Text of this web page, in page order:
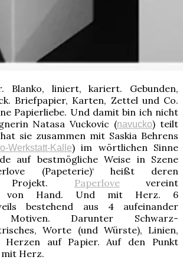
Blanko, liniert, kariert. Gebunden,
Briefpapier, Karten, Zettel und Co.
Papierliebe. Und damit bin ich nicht
Natasa Vuckovic (navucko) teilt
sie zusammen mit Saskia Behrens
Werkstatt-Kalle) im wörtlichen Sinne
auf bestmögliche Weise in Szene
(Papeterie)‘ heißt deren
Projekt. Paperlovevereint
von Hand. Und mit Herz. 6
bestehend aus 4 aufeinander
Motiven. Darunter Schwarz-
Worte (und Würste), Linien,
Herzen auf Papier. Auf den Punkt
Herz.